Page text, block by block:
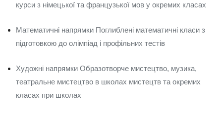
курси з німецької та французької мов у окремих класах
Математичні напрямки Поглиблені математичні класи з
підготовкою до олімпіад і профільних тестів
Художні напрямки Образотворче мистецтво, музика,
театральне мистецтво в школах мистецтв та окремих
класах при школах